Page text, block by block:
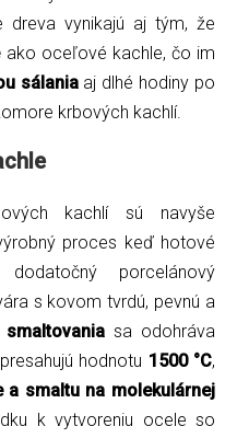
dreva vynikajú aj tým, že
ako oceľové kachle, čo im
sálaniaaj dlhé hodiny po
krbových kachlí.
kachlí sú navyše
proces keď hotové
porcelánový
s kovom tvrdú, pevnú a
smaltovania sa odohráva
hodnotu 1500 °C,
a smaltu na molekulárnej
k vytvoreniu ocele so